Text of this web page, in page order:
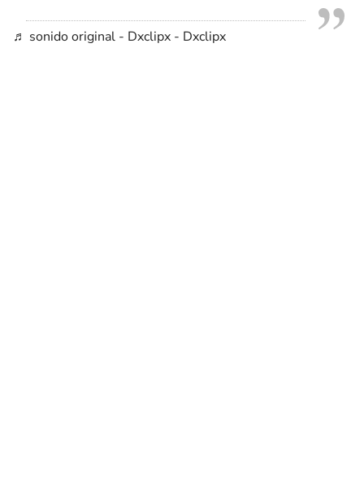
♬ sonido original - Dxclipx - Dxclipx